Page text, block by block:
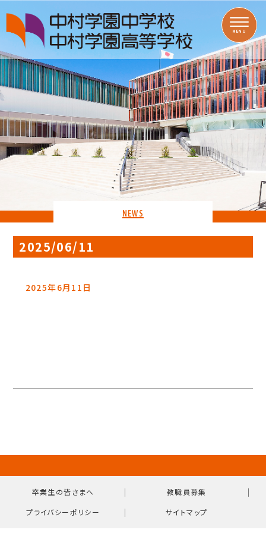
MENU
NEWS
2025/06/11
2025年6月11日
卒業生の皆さまへ ｜ 教職員募集 ｜
プライバシーポリシー ｜ サイトマップ